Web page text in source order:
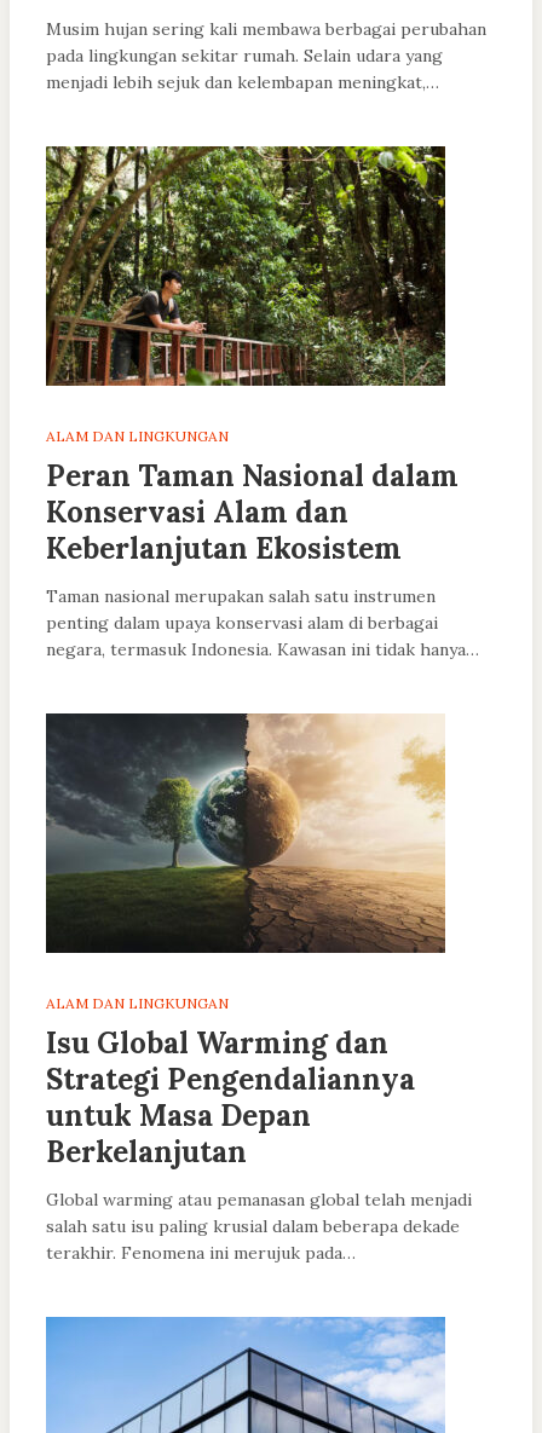
Musim hujan sering kali membawa berbagai perubahan
pada lingkungan sekitar rumah. Selain udara yang
menjadi lebih sejuk dan kelembapan meningkat,…
ALAM DAN LINGKUNGAN
Peran Taman Nasional dalam
Konservasi Alam dan
Keberlanjutan Ekosistem
Taman nasional merupakan salah satu instrumen
penting dalam upaya konservasi alam di berbagai
negara, termasuk Indonesia. Kawasan ini tidak hanya…
ALAM DAN LINGKUNGAN
Isu Global Warming dan
Strategi Pengendaliannya
untuk Masa Depan
Berkelanjutan
Global warming atau pemanasan global telah menjadi
salah satu isu paling krusial dalam beberapa dekade
terakhir. Fenomena ini merujuk pada…